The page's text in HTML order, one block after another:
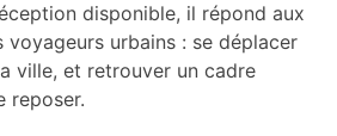
disponible, il répond aux
voyageurs urbains : se déplacer
ville, et retrouver un cadre
reposer.